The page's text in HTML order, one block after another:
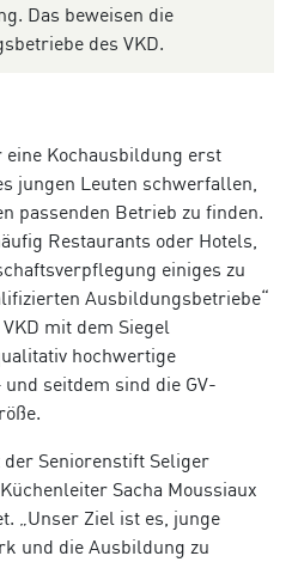
Das beweisen die
des VKD.
Kochausbildung erst
jungen Leuten schwerfallen,
passenden Betrieb zu finden.
Restaurants oder Hotels,
einiges zu
Ausbildungsbetriebe“
VKD mit dem Siegel
hochwertige
seitdem sind die GV-
Seniorenstift Seliger
Sacha Moussiaux
„Unser Ziel ist es, junge
und die Ausbildung zu